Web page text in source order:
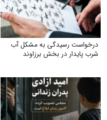
درخواست رسیدگی به مشکل آب
شرب ‌پایدار در بخش برزاوند